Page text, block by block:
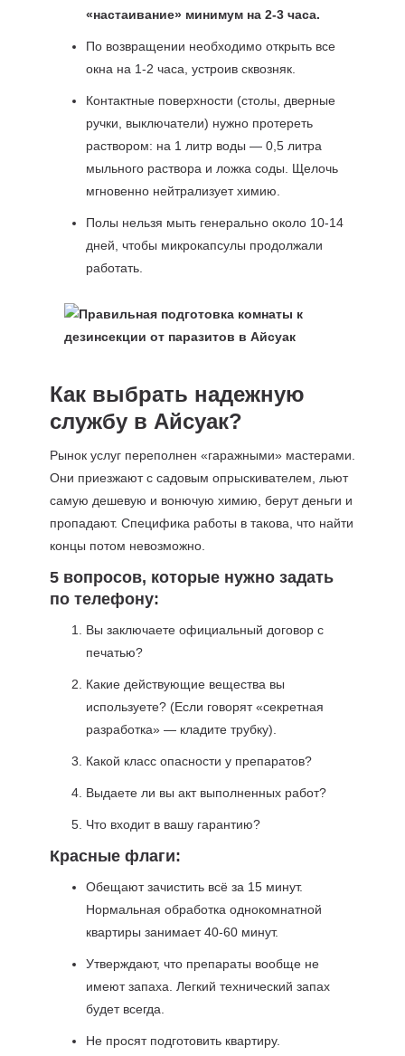
«настаивание» минимум на 2-3 часа.
По возвращении необходимо открыть все
окна на 1-2 часа, устроив сквозняк.
Контактные поверхности (столы, дверные
ручки, выключатели) нужно протереть
раствором: на 1 литр воды — 0,5 литра
мыльного раствора и ложка соды. Щелочь
мгновенно нейтрализует химию.
Полы нельзя мыть генерально около 10-14
дней, чтобы микрокапсулы продолжали
работать.
Как выбрать надежную
службу в Айсуак?
Рынок услуг переполнен «гаражными» мастерами.
Они приезжают с садовым опрыскивателем, льют
самую дешевую и вонючую химию, берут деньги и
пропадают. Специфика работы в такова, что найти
концы потом невозможно.
5 вопросов, которые нужно задать
по телефону:
Вы заключаете официальный договор с
печатью?
Какие действующие вещества вы
используете? (Если говорят «секретная
разработка» — кладите трубку).
Какой класс опасности у препаратов?
Выдаете ли вы акт выполненных работ?
Что входит в вашу гарантию?
Красные флаги:
Обещают зачистить всё за 15 минут.
Нормальная обработка однокомнатной
квартиры занимает 40-60 минут.
Утверждают, что препараты вообще не
имеют запаха. Легкий технический запах
будет всегда.
Не просят подготовить квартиру.